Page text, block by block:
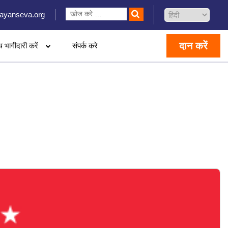
भागीदारी करें संपर्क करे दान करें